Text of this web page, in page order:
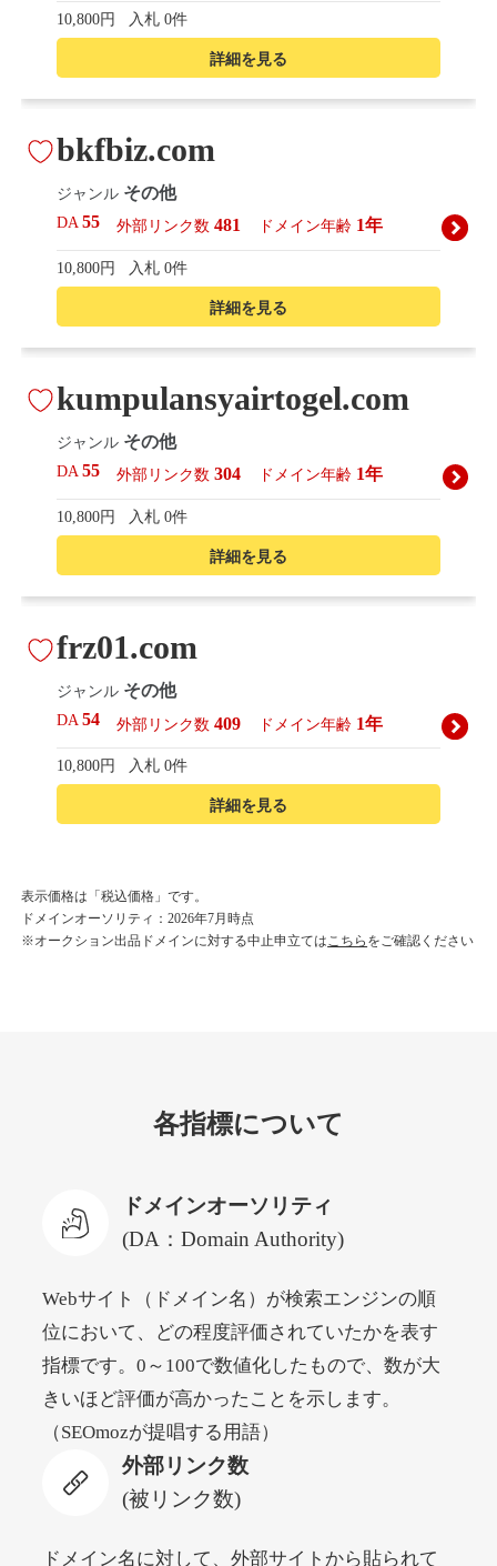
詳細を見る
10,800円 入札 0件
詳細を見る
bkfbiz.com
ジャンル その他
DA55 外部リンク数 481 ドメイン年齢 1年
10,800円 入札 0件
詳細を見る
kumpulansyairtogel.com
ジャンル その他
DA55 外部リンク数 304 ドメイン年齢 1年
10,800円 入札 0件
詳細を見る
frz01.com
ジャンル その他
DA54 外部リンク数 409 ドメイン年齢 1年
10,800円 入札 0件
korean-beautyshop.com
ジャンルその他
詳細を見る
newyorktodaylive.com
DA53 外部リンク数 430 ドメイン年齢
詳細を見る
dog-life-jacket.com
ジャンルその他
外部リンク数393
入札 0件
表示価格は「税込価格」です。
ドメインオーソリティ：2026年7月時点
※オークション出品ドメインに対する中止申立てはこちら をご確認ください
各指標について
ドメインオーソリティ
(DA：Domain Authority)
Webサイト（ドメイン名）が検索エンジンの順
位において、どの程度評価されていたかを表す
指標です。0～100で数値化したもので、数が大
きいほど評価が高かったことを示します。
（SEOmozが提唱する用語）
外部リンク数
(被リンク数)
ドメイン名に対して、外部サイトから貼られて